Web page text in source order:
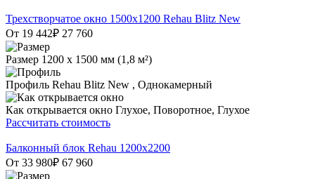
Трехстворчатое окно 1500х1200 Rehau Blitz New
От 19 442₽ 27 760
Размер 1200 х 1500 мм (1,8 м²)
Профиль Rehau Blitz New , Однокамерный
Как открывается окно Глухое, Поворотное, Глухое
Рассчитать стоимость
Балконный блок Rehau 1200х2200
От 33 980₽ 67 960